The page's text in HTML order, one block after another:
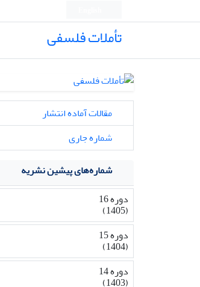
تأملات فلسفی
مقالات آماده انتشار
شماره جاری
شماره‌های پیشین نشریه
دوره 16
(1405)
دوره 15
(1404)
دوره 14
(1403)